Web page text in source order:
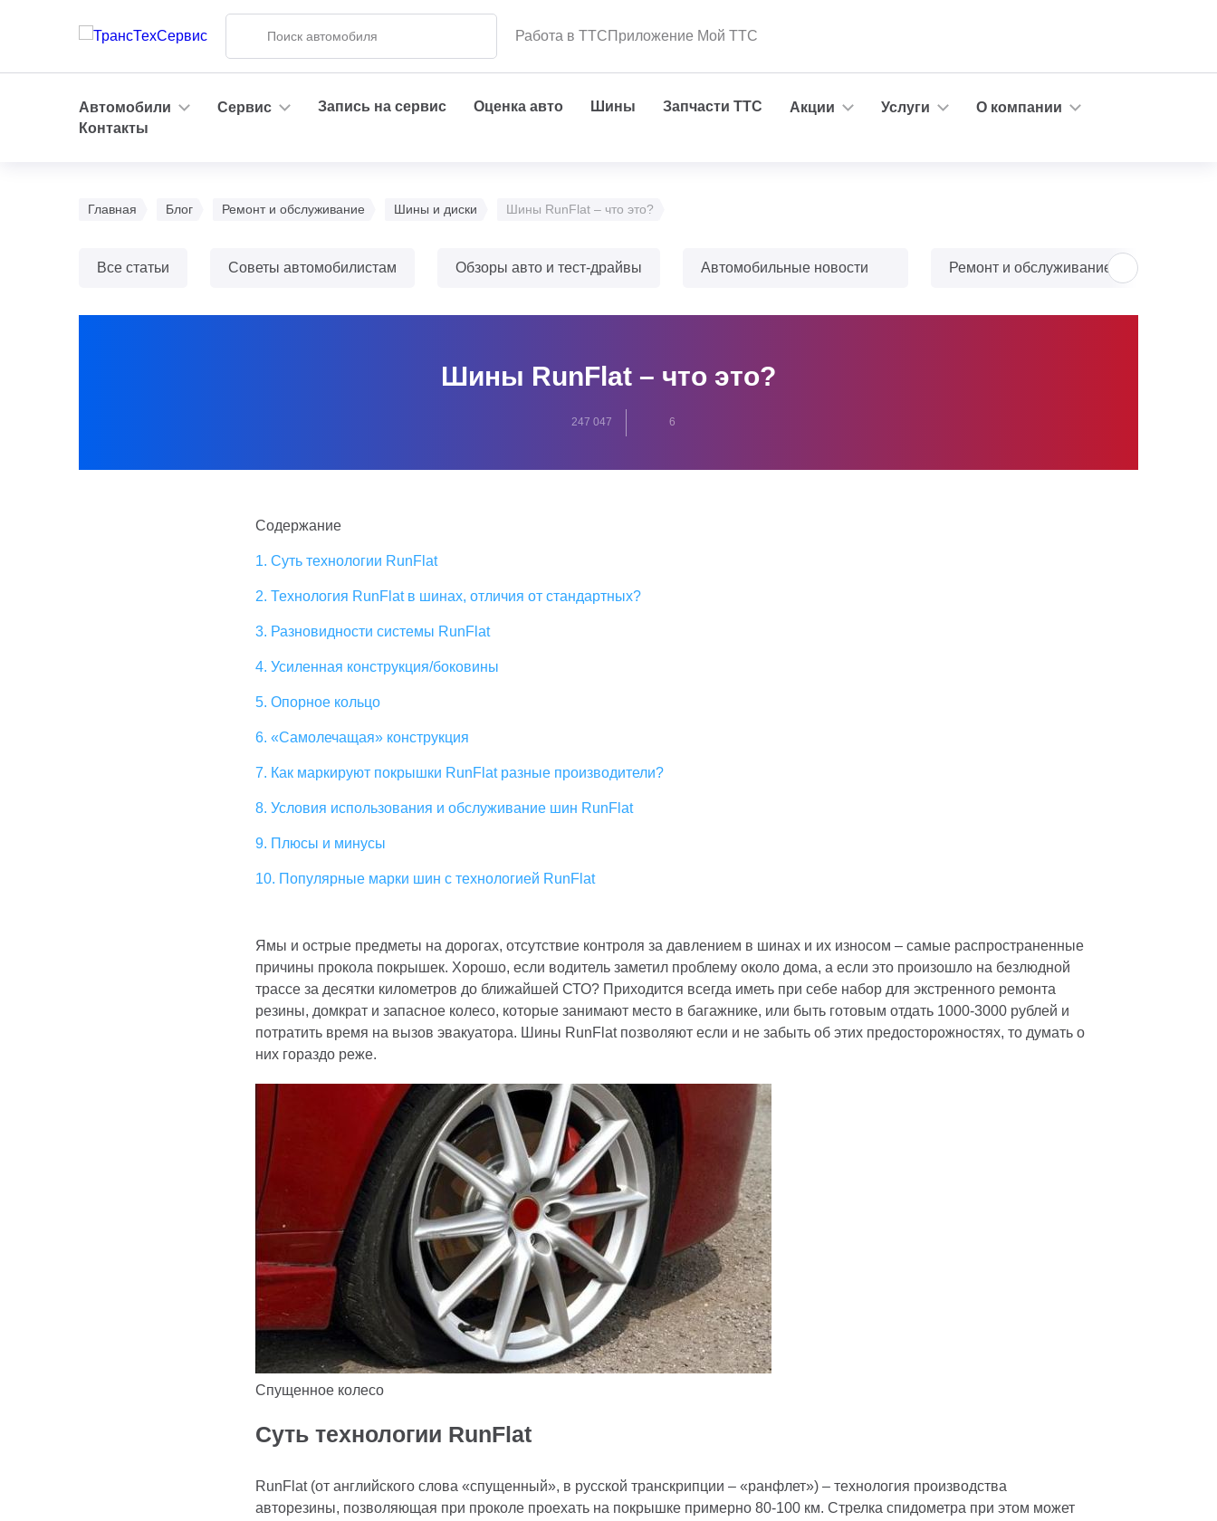
Работа в ТТСПриложение Мой ТТС
Автомобили Сервис Запись на сервис Оценка авто Шины Запчасти ТТС Акции Услуги
О компании
Контакты
Главная Блог Ремонт и обслуживание Шины и диски Шины RunFlat – что это?
Все статьи Советы автомобилистам Обзоры авто и тест-драйвы Автомобильные новости Ремонт и обслуживание
Шины RunFlat – что это?
247 047 6
Содержание
1. Суть технологии RunFlat
2. Технология RunFlat в шинах, отличия от стандартных?
3. Разновидности системы RunFlat
4. Усиленная конструкция/боковины
5. Опорное кольцо
6. «Самолечащая» конструкция
7. Как маркируют покрышки RunFlat разные производители?
8. Условия использования и обслуживание шин RunFlat
9. Плюсы и минусы
10. Популярные марки шин с технологией RunFlat
Ямы и острые предметы на дорогах, отсутствие контроля за давлением в шинах и их износом – самые распространенные
причины прокола покрышек. Хорошо, если водитель заметил проблему около дома, а если это произошло на безлюдной
трассе за десятки километров до ближайшей СТО? Приходится всегда иметь при себе набор для экстренного ремонта
резины, домкрат и запасное колесо, которые занимают место в багажнике, или быть готовым отдать 1000-3000 рублей и
потратить время на вызов эвакуатора. Шины RunFlat позволяют если и не забыть об этих предосторожностях, то думать о
них гораздо реже.
Спущенное колесо
Суть технологии RunFlat
RunFlat (от английского слова «спущенный», в русской транскрипции – «ранфлет») – технология производства
авторезины, позволяющая при проколе проехать на покрышке примерно 80-100 км. Стрелка спидометра при этом может